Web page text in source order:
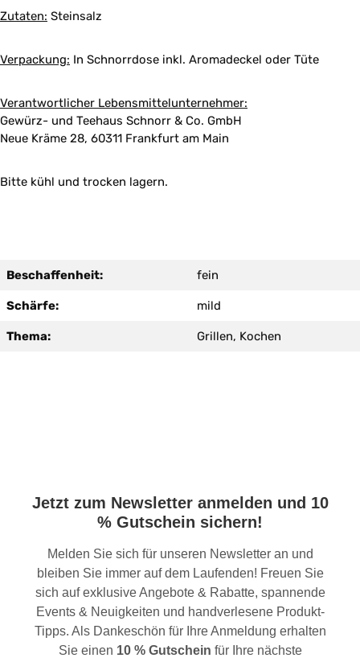
Zutaten: Steinsalz
Verpackung: In Schnorrdose inkl. Aromadeckel oder Tüte
Verantwortlicher Lebensmittelunternehmer:
Gewürz- und Teehaus Schnorr & Co. GmbH
Neue Kräme 28, 60311 Frankfurt am Main
Bitte kühl und trocken lagern.
Beschaffenheit: fein
Schärfe: mild
Thema: Grillen, Kochen
Jetzt zum Newsletter anmelden und 10
% Gutschein sichern!
Melden Sie sich für unseren Newsletter an und
bleiben Sie immer auf dem Laufenden! Freuen Sie
sich auf exklusive Angebote & Rabatte, spannende
Events & Neuigkeiten und handverlesene Produkt-
Tipps. Als Dankeschön für Ihre Anmeldung erhalten
Sie einen 10 % Gutschein für Ihre nächste